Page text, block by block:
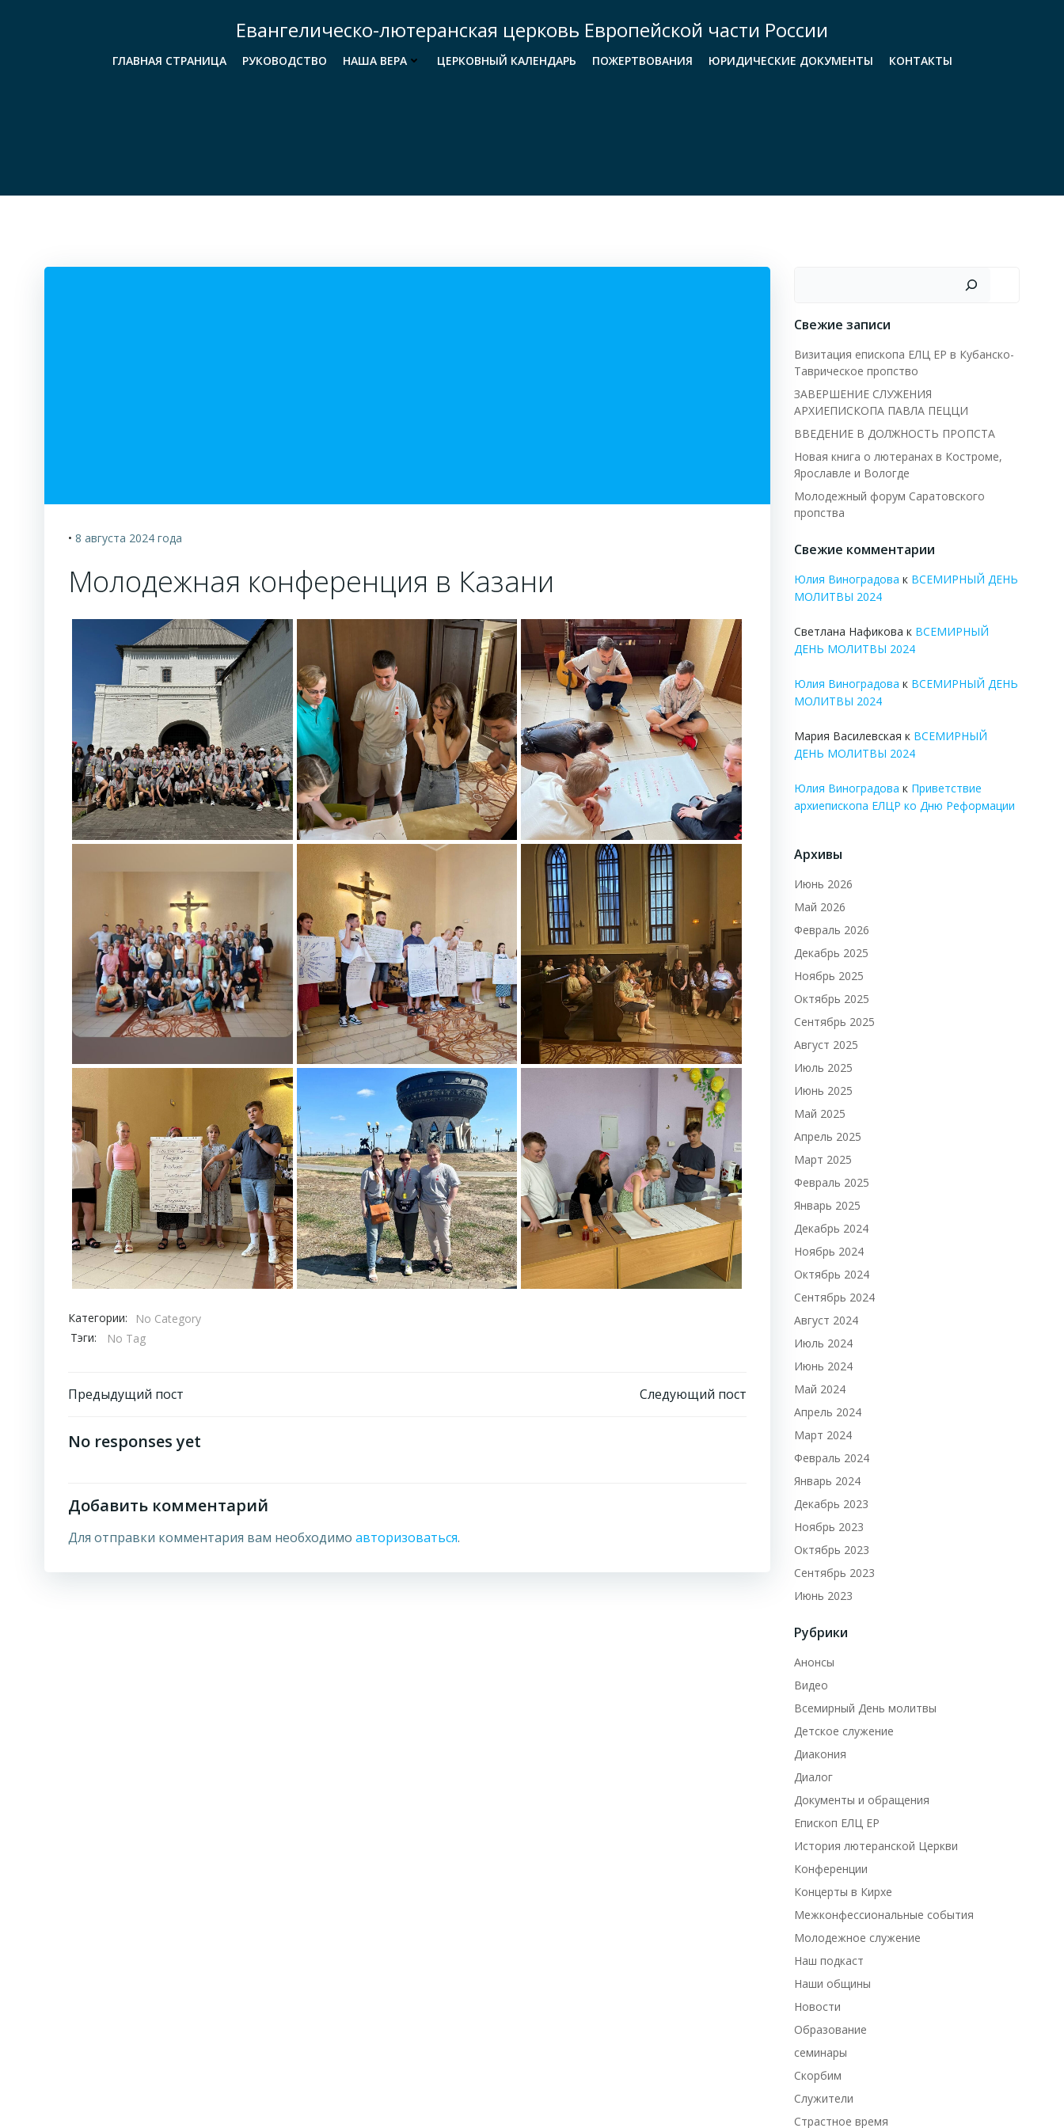
Евангелическо-лютеранская церковь Европейской части России
ГЛАВНАЯ СТРАНИЦА РУКОВОДСТВО НАША ВЕРА ЦЕРКОВНЫЙ КАЛЕНДАРЬ ПОЖЕРТВОВАНИЯ ЮРИДИЧЕСКИЕ ДОКУМЕНТЫ КОНТАКТЫ
• 8 августа 2024 года
Молодежная конференция в Казани
Категории:
No Category
Тэги:
No Tag
Навигация
по
Предыдущий пост Следующий пост
No responses yet
Добавить комментарий
Для отправки комментария вам необходимо авторизоваться.
Свежие записи
Визитация епископа ЕЛЦ ЕР в Кубанско-
Таврическое пропство
ЗАВЕРШЕНИЕ СЛУЖЕНИЯ
АРХИЕПИСКОПА ПАВЛА ПЕЦЦИ
ВВЕДЕНИЕ В ДОЛЖНОСТЬ ПРОПСТА
Новая книга о лютеранах в Костроме,
Ярославле и Вологде
Молодежный форум Саратовского
пропства
Свежие комментарии
Юлия Виноградова к ВСЕМИРНЫЙ ДЕНЬ
МОЛИТВЫ 2024
Светлана Нафикова к ВСЕМИРНЫЙ
ДЕНЬ МОЛИТВЫ 2024
Юлия Виноградова к ВСЕМИРНЫЙ ДЕНЬ
МОЛИТВЫ 2024
Мария Василевская к ВСЕМИРНЫЙ
ДЕНЬ МОЛИТВЫ 2024
Юлия Виноградова к Приветствие
архиепископа ЕЛЦР ко Дню Реформации
Архивы
Июнь 2026
Май 2026
Февраль 2026
Декабрь 2025
Ноябрь 2025
Октябрь 2025
Сентябрь 2025
Август 2025
Июль 2025
Июнь 2025
Май 2025
Апрель 2025
Март 2025
Февраль 2025
Январь 2025
Декабрь 2024
Ноябрь 2024
Октябрь 2024
Сентябрь 2024
Август 2024
Июль 2024
Июнь 2024
Май 2024
Апрель 2024
Март 2024
Февраль 2024
Январь 2024
Декабрь 2023
Ноябрь 2023
Октябрь 2023
Сентябрь 2023
Июнь 2023
Рубрики
Анонсы
Видео
Всемирный День молитвы
Детское служение
Диакония
Диалог
Документы и обращения
Епископ ЕЛЦ ЕР
История лютеранской Церкви
Конференции
Концерты в Кирхе
Межконфессиональные события
Молодежное служение
Наш подкаст
Наши общины
Новости
Образование
семинары
Скорбим
Служители
Страстное время